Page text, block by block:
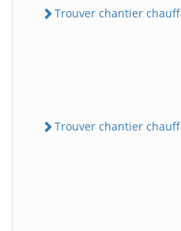
Trouver chantier
Trouver chantier